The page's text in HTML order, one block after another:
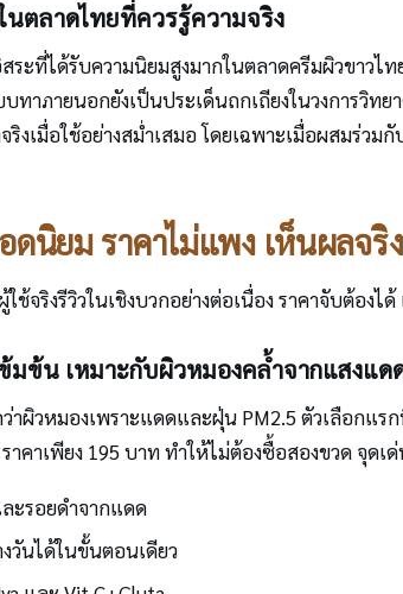
ตลาดไทยที่ควรรู้ความจริง
ะที่ได้รับความนิยมสูงมากในตลาดครีมผิวขาวไ
าภายนอกยังเป็นประเด็นถกเถียงในวงการวิท
งเมื่อใช้อย่างสม่ำเสมอ โดยเฉพาะเมื่อผสมร่วม
ดนิยม ราคาไม่แพง เห็นผลจริง
ช้จริงรีวิวในเชิงบวกอย่างต่อเนื่อง ราคาจับต้อง
ข้น เหมาะกับผิวหมองคล้ำจากแสงแด
ผิวหมองเพราะแดดและฝุ่น PM2.5 ตัวเลือกแร
าคาเพียง 195 บาท ทำให้ไม่ต้องซื้อสองขวด จุดเ
ะรอยดำจากแดด
วันได้ในขั้นตอนเดียว